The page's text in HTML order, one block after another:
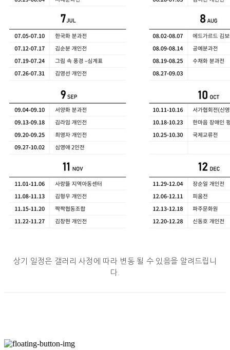
상기 일정은 갤러리 사정에 따라 변동 될 수 있음을 알려드립니
다.